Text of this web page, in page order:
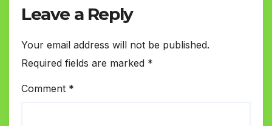
Leave a Reply
Your email address will not be published.
Required fields are marked *
Comment *